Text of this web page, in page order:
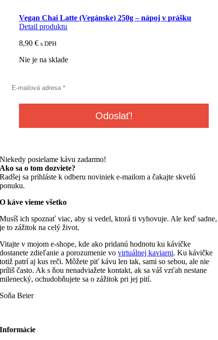
Vegan Chai Latte (Vegánske) 250g – nápoj v prášku
Detail produktu
8,90€ s DPH
Nie je na sklade
Niekedy posielame kávu zadarmo!
Ako sa o tom dozviete?
Radšej sa prihláste k odberu noviniek e-mailom a čakajte skvelú
ponuku.
O káve vieme všetko
Musíš ich spoznať viac, aby si vedel, ktorá ti vyhovuje. Ale keď sadne,
je to zážitok na celý život.
Vitajte v mojom e-shope, kde ako pridanú hodnotu ku kávičke
dostanete zdieľanie a porozumenie vovirtuálnej kaviarni. Ku kávičke
totiž patrí aj kus reči. Môžete piť kávu len tak, sami so sebou, ale nie
príliš často. Ak s ňou nenadviažete kontakt, ak sa váš vzťah nestane
milenecký, ochudobňujete sa o zážitok pri jej pití.
Soňa Beier
Informácie